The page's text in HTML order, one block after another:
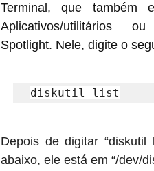
Terminal, que também
Aplicativos/utilitários
Spotlight. Nele, digite o
diskutil list
Depois de digitar
abaixo, ele está em “/dev/